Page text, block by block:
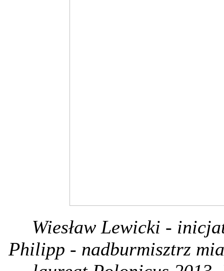
Wiesław Lewicki -
Philipp - nadburmisztrz